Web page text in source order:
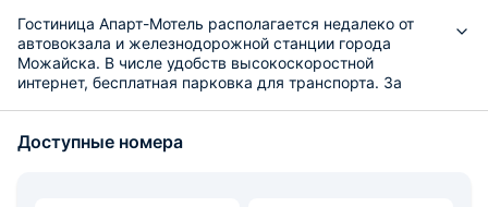
Гостиница Апарт-Мотель располагается недалеко от
автовокзала и железнодорожной станции города
Можайска. В числе удобств высокоскоростной
интернет, бесплатная парковка для транспорта. За
Для размещения предлагаются номера различной
Доступные номера